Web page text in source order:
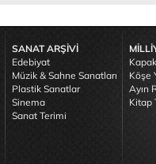
SANAT ARŞİVİ
Edebiyat
Müzik & Sahne Sanatları
Plastik Sanatlar
Sinema
Sanat Terimi
Köşe
Ayın
Kitap